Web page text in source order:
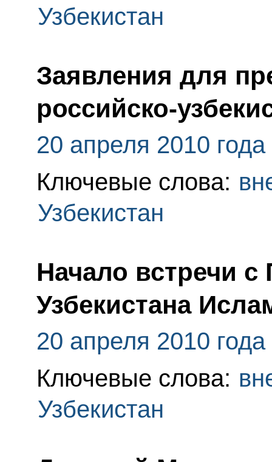
Узбекистан
Заявления для
российско-
20 апреля 2010 года
Ключевые слова:
Узбекистан
Начало встречи с
Узбекистана
20 апреля 2010 года
Ключевые слова:
Узбекистан